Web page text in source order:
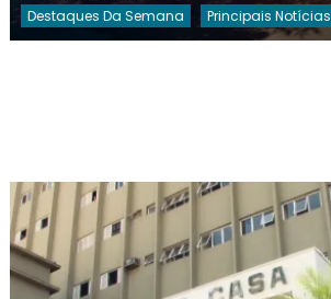
Destaques Da Semana Principais Notícias